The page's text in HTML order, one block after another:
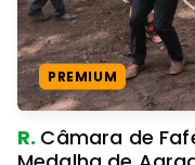
PREMIUM
R. Câmara de Fafe